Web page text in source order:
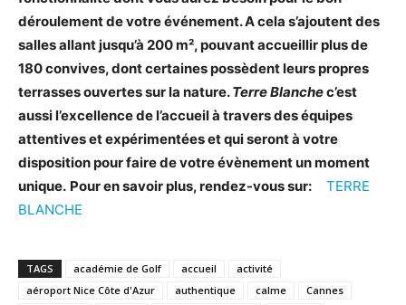
déroulement de votre événement. A cela s’ajoutent des
salles allant jusqu’à 200 m², pouvant accueillir plus de
180 convives, dont certaines possèdent leurs propres
terrasses ouvertes sur la nature.Terre Blanchec’est
aussi l’excellence de l’accueil à travers des équipes
attentives et expérimentées et qui seront à votre
disposition pour faire de votre évènement un moment
unique. Pour en savoir plus, rendez-vous sur:
TERRE
BLANCHE
TAGS académie de Golf accueil
activité
aéroport Nice Côte d'Azur
authentique calme
Cannes